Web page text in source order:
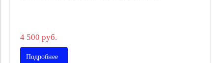
4 500 руб.
Подробнее